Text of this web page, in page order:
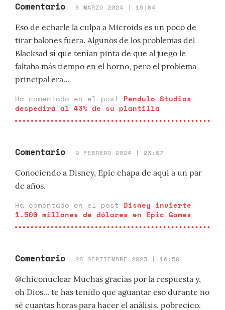
Comentario 8 MARZO 2024 | 19:04
Eso de echarle la culpa a Microids es un poco de
tirar balones fuera. Algunos de los problemas del
Blacksad sí que tenían pinta de que al juego le
faltaba más tiempo en el horno, pero el problema
principal era...
Ha comentado en el post Pendulo Studios
despedirá al 43% de su plantilla
Comentario 9 FEBRERO 2024 | 23:07
Conociendo a Disney, Epic chapa de aquí a un par
de años.
Ha comentado en el post Disney invierte
1.500 millones de dólares en Epic Games
Comentario 28 SEPTIEMBRE 2023 | 16:50
@chiconuclear Muchas gracias por la respuesta y,
oh Dios... te has tenido que aguantar eso durante no
sé cuantas horas para hacer el análisis, pobrecico.